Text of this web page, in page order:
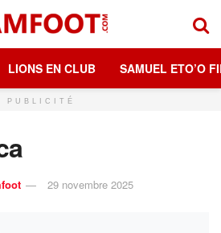
LIONS EN CLUB SAMUEL ETO’O
PUBLICITÉ
29 novembre 2025